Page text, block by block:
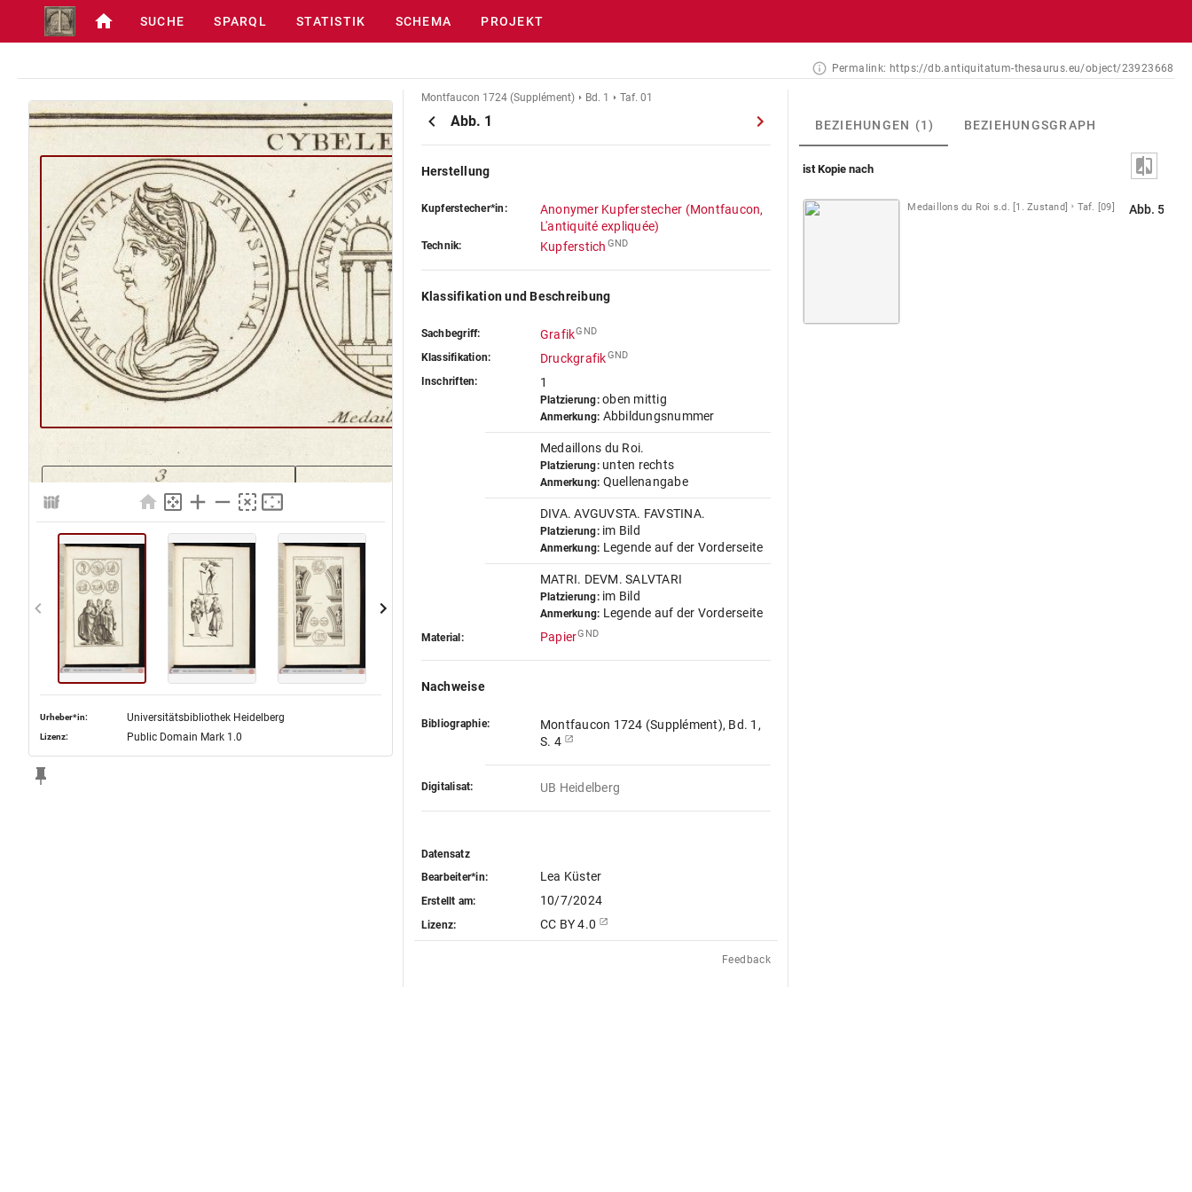
SUCHE SPARQL STATISTIK SCHEMA PROJEKT
Permalink: https://db.antiquitatum-thesaurus.eu/object/23923668
Urheber*in: Universitätsbibliothek Heidelberg
Lizenz: Public Domain Mark 1.0
Montfaucon 1724 (Supplément) Bd. 1 Taf. 01
Abb. 1
Herstellung
Kupferstecher*in:
Anonymer Kupferstecher (Montfaucon,
L'antiquité expliquée)
Technik: Kupferstich GND
Klassifikation und Beschreibung
Sachbegriff: GrafikGND
Klassifikation: DruckgrafikGND
Inschriften: 1
Platzierung:oben mittig
Anmerkung: Abbildungsnummer
Medaillons du Roi.
Platzierung:unten rechts
Anmerkung: Quellenangabe
DIVA. AVGUVSTA. FAVSTINA.
Platzierung:im Bild
Anmerkung: Legende auf der Vorderseite
MATRI. DEVM. SALVTARI
Platzierung:im Bild
Anmerkung: Legende auf der Vorderseite
Material: PapierGND
Nachweise
Bibliographie:
Montfaucon 1724 (Supplément), Bd. 1,
S. 4
Digitalisat: UB Heidelberg
Datensatz
Bearbeiter*in:
Lea Küster
Erstellt am: 10/7/2024
Lizenz: CC BY 4.0
Feedback
BEZIEHUNGEN (1) BEZIEHUNGSGRAPH
ist Kopie nach
Medaillons du Roi s.d. [1. Zustand] Taf. [09] Abb. 57